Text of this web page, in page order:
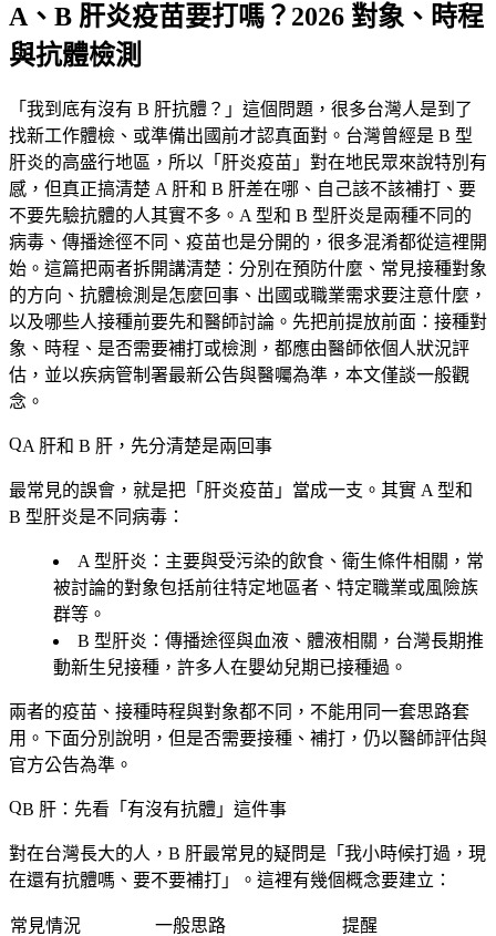
A、B 肝炎疫苗要打嗎？2026 對象、時程
與抗體檢測
「我到底有沒有 B 肝抗體？」這個問題，很多台灣人是到了
找新工作體檢、或準備出國前才認真面對。台灣曾經是 B 型
肝炎的高盛行地區，所以「肝炎疫苗」對在地民眾來說特別有
感，但真正搞清楚 A 肝和 B 肝差在哪、自己該不該補打、要
不要先驗抗體的人其實不多。A 型和 B 型肝炎是兩種不同的
病毒、傳播途徑不同、疫苗也是分開的，很多混淆都從這裡開
始。這篇把兩者拆開講清楚：分別在預防什麼、常見接種對象
的方向、抗體檢測是怎麼回事、出國或職業需求要注意什麼，
以及哪些人接種前要先和醫師討論。先把前提放前面： 接種對
象、時程、是否需要補打或檢測，都應由醫師依個人狀況評
估，並以疾病管制署最新公告與醫囑為準 ，本文僅談一般觀
念。
A 肝和 B 肝，先分清楚是兩回事
最常見的誤會，就是把「肝炎疫苗」當成一支。其實 A 型和
B 型肝炎是不同病毒：
A 型肝炎 ：主要與受污染的飲食、衛生條件相關，常
被討論的對象包括前往特定地區者、特定職業或風險族
群等。
B 型肝炎 ：傳播途徑與血液、體液相關，台灣長期推
動新生兒接種，許多人在嬰幼兒期已接種過。
兩者的疫苗、接種時程與對象都不同， 不能用同一套思路套
用 。下面分別說明，但是否需要接種、補打，仍以醫師評估與
官方公告為準。
B 肝：先看「有沒有抗體」這件事
對在台灣長大的人，B 肝最常見的疑問是「我小時候打過，現
在還有抗體嗎、要不要補打」。這裡有幾個概念要建立：
常見情況 一般思路 提醒